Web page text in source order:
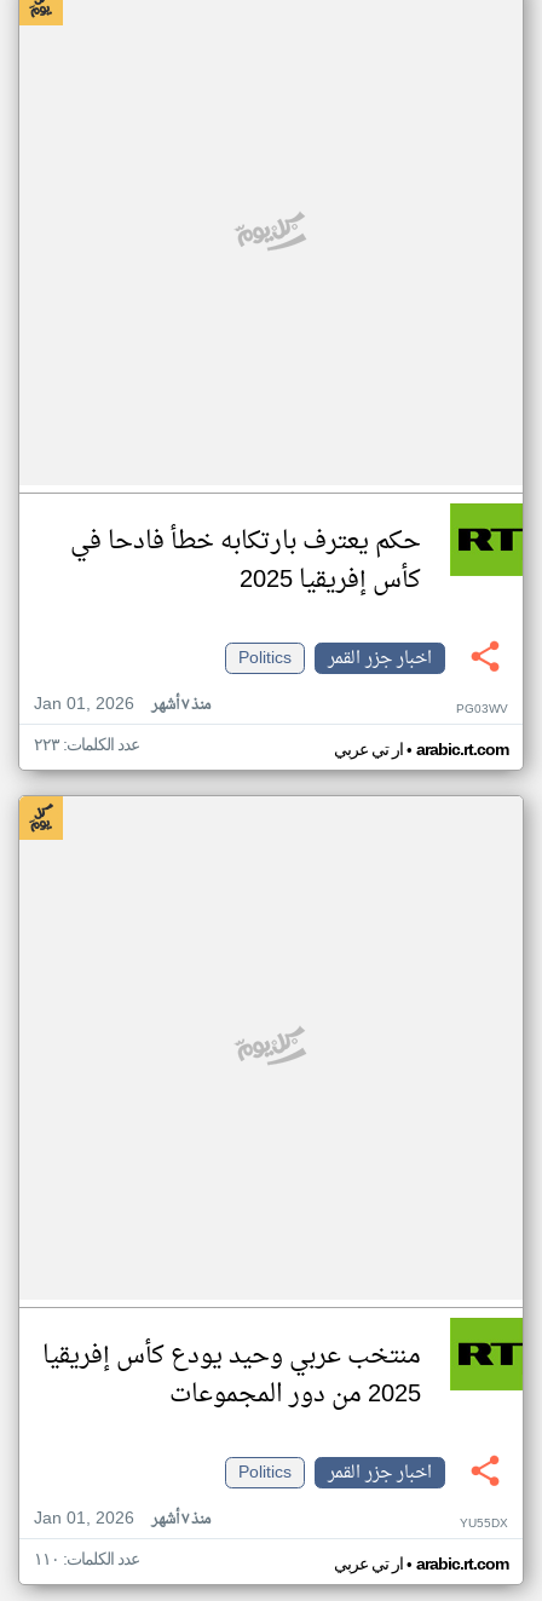
حكم يعترف بارتكابه خطأ فادحا في
كأس إفريقيا 2025
اخبار جزر القمر
Politics
Jan 01, 2026
منذ ٧ أشهر PG03WV
ار تي عربي• arabic.rt.com عدد الكلمات: ٢٢٣
منتخب عربي وحيد يودع كأس إفريقيا
2025 من دور المجموعات
اخبار جزر القمر
Politics
Jan 01, 2026
منذ ٧ أشهر YU55DX
ار تي عربي• arabic.rt.com عدد الكلمات: ١١٠